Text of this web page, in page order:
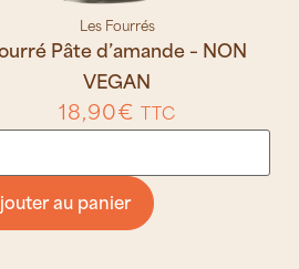
Les Fourrés
Pâte d’amande – NON
VEGAN
18,90€ TTC
au panier